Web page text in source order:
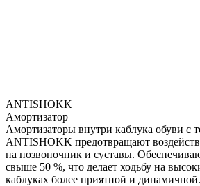
ANTISHOKK
Амортизатор
Амортизаторы внутри каблука обуви с
ANTISHOKK предотвращают
на позвоночник и суставы.
свыше 50 %, что делает ходьбу на
каблуках более приятной и динамичной.